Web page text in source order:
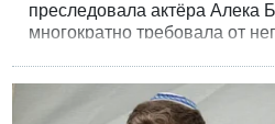
преследовала актёра Алека
многократно требовала от